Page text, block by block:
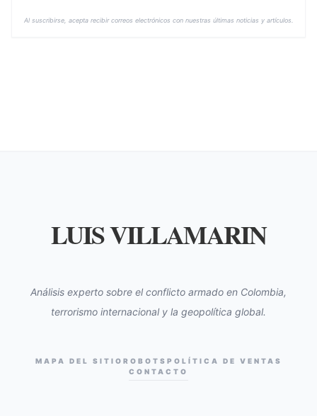
Al suscribirse, acepta recibir correos electrónicos con nuestras últimas noticias y artículos.
LUIS VILLAMARIN
Análisis experto sobre el conflicto armado en Colombia,
terrorismo internacional y la geopolítica global.
MAPA DEL SITIO ROBOTS POLÍTICA DE VENTAS
CONTACTO